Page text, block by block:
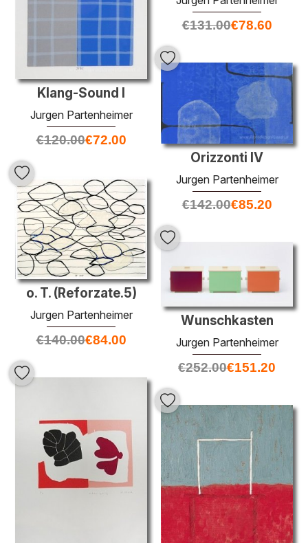
€131.00€78.60
Klang-Sound I
Jurgen Partenheimer
€120.00€72.00
Orizzonti IV
Jurgen Partenheimer
€142.00€85.20
o. T. (Reforzate.5)
Jurgen Partenheimer
€140.00€84.00
Wunschkasten
Jurgen Partenheimer
€252.00€151.20